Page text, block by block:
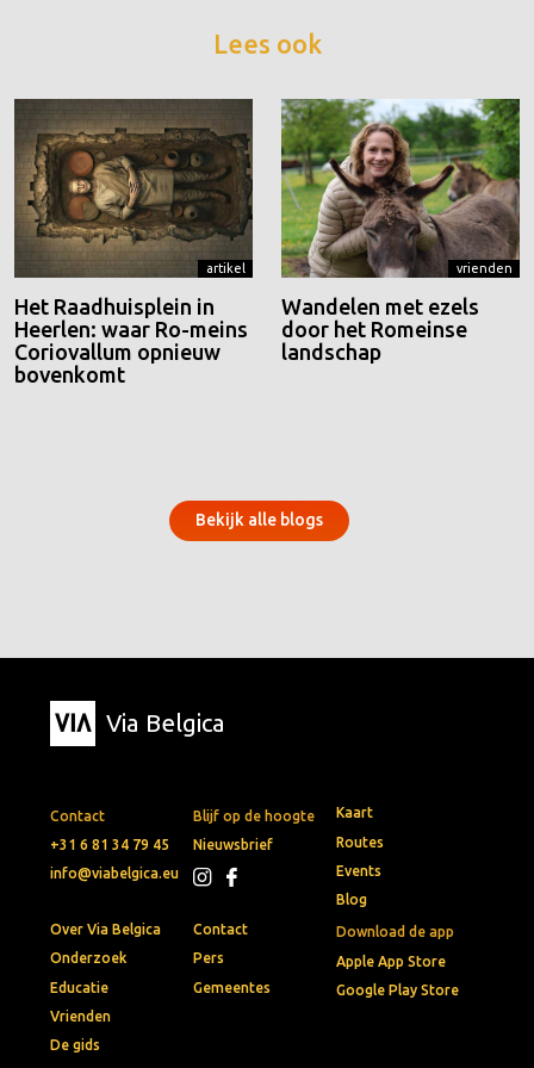
Lees ook
artikel
Het Raadhuisplein in
Heerlen: waar Ro-meins
Coriovallum opnieuw
bovenkomt
vrienden
Wandelen met ezels
door het Romeinse
landschap
Bekijk alle blogs
Via Belgica
Contact
+31 6 81 34 79 45
info@viabelgica.eu
Blijf op de hoogte
Nieuwsbrief
Download de app
Apple App Store
Google Play Store
Kaart
Routes
Events
Blog
Over Via Belgica
Onderzoek
Educatie
Vrienden
De gids
Contact
Pers
Gemeentes